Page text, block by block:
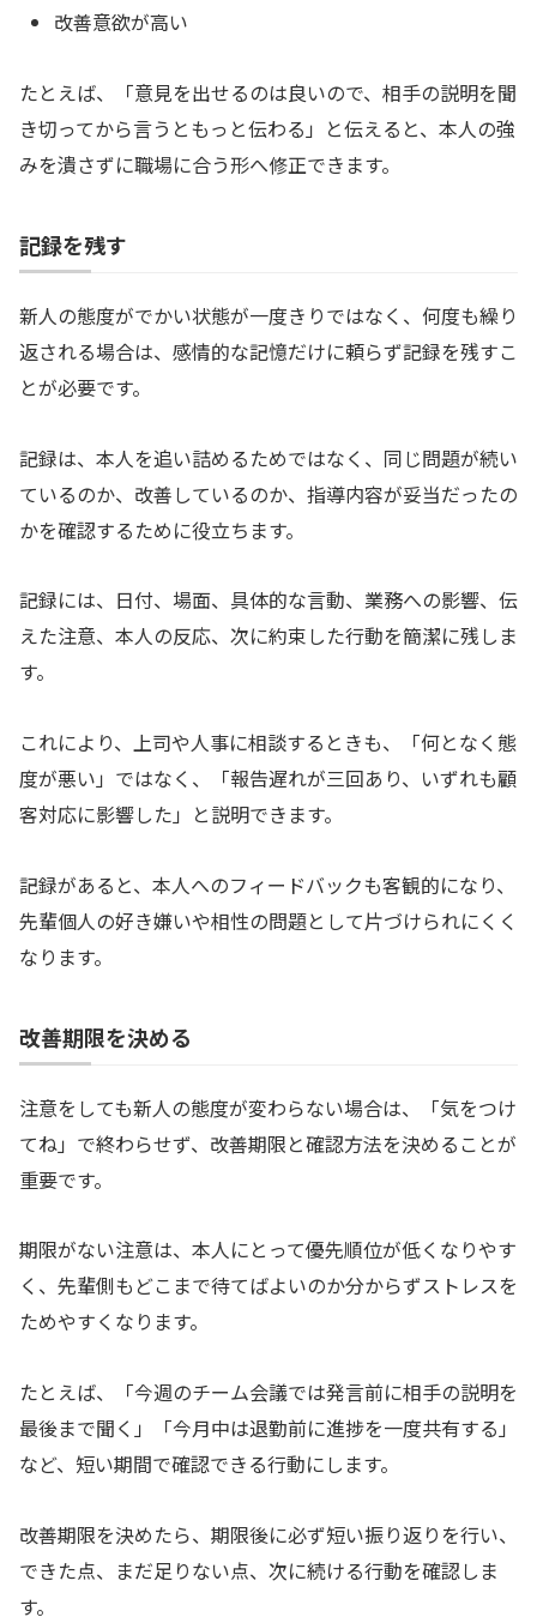
改善意欲が高い
たとえば、「意見を出せるのは良いので、相手の説明を聞
き切ってから言うともっと伝わる」と伝えると、本人の強
みを潰さずに職場に合う形へ修正できます。
記録を残す
新人の態度がでかい状態が一度きりではなく、何度も繰り
返される場合は、感情的な記憶だけに頼らず記録を残すこ
とが必要です。
記録は、本人を追い詰めるためではなく、同じ問題が続い
ているのか、改善しているのか、指導内容が妥当だったの
かを確認するために役立ちます。
記録には、日付、場面、具体的な言動、業務への影響、伝
えた注意、本人の反応、次に約束した行動を簡潔に残しま
す。
これにより、上司や人事に相談するときも、「何となく態
度が悪い」ではなく、「報告遅れが三回あり、いずれも顧
客対応に影響した」と説明できます。
記録があると、本人へのフィードバックも客観的になり、
先輩個人の好き嫌いや相性の問題として片づけられにくく
なります。
改善期限を決める
注意をしても新人の態度が変わらない場合は、「気をつけ
てね」で終わらせず、改善期限と確認方法を決めることが
重要です。
期限がない注意は、本人にとって優先順位が低くなりやす
く、先輩側もどこまで待てばよいのか分からずストレスを
ためやすくなります。
たとえば、「今週のチーム会議では発言前に相手の説明を
最後まで聞く」「今月中は退勤前に進捗を一度共有する」
など、短い期間で確認できる行動にします。
改善期限を決めたら、期限後に必ず短い振り返りを行い、
できた点、まだ足りない点、次に続ける行動を確認しま
す。